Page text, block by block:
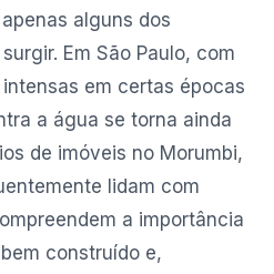
alguns dos
Em São Paulo, com
em certas épocas
a água se torna ainda
de imóveis no Morumbi,
lidam com
a importância
construído e,